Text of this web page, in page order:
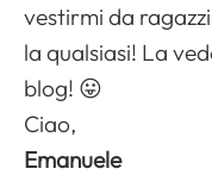
vestirmi da
la qualsiasi! La
blog! 😛
Ciao,
Emanuele